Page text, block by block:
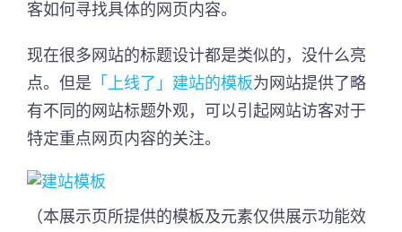
客如何寻找具体的网页内容。
现在很多网站的标题设计都是类似的，没什么亮
点。但是 「上线了」建站的模板为网站提供了略
有不同的网站标题外观，可以引起网站访客对于
特定重点网页内容的关注。
（本展示页所提供的模板及元素仅供展示功能效